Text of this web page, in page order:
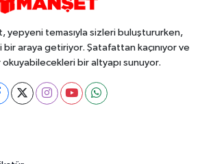
temasıyla sizleri buluştururken,
araya getiriyor. Şatafattan kaçınıyor ve
bir altyapı sunuyor.